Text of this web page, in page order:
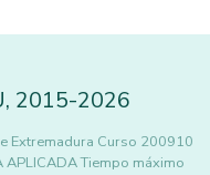
, 2015-2026
Extremadura Curso 200910
APLICADA Tiempo máximo